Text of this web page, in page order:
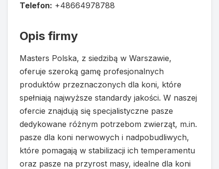
Telefon: +48664978788
Opis firmy
Masters Polska, z siedzibą w Warszawie,
oferuje szeroką gamę profesjonalnych
produktów przeznaczonych dla koni, które
spełniają najwyższe standardy jakości. W naszej
ofercie znajdują się specjalistyczne pasze
dedykowane różnym potrzebom zwierząt, m.in.
pasze dla koni nerwowych i nadpobudliwych,
które pomagają w stabilizacji ich temperamentu
oraz pasze na przyrost masy, idealne dla koni